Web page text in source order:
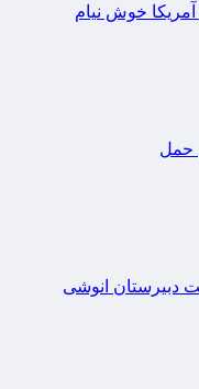
خوش نیام
حمل
دبیرستان انوشی